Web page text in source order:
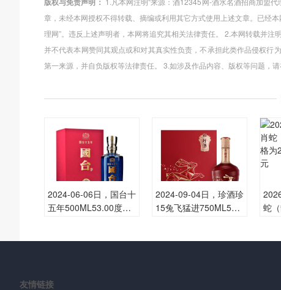
章，未经本网授权不得转载、摘编或利用其它方式使用上述文章。已经
理网”。违反上述声明者，本网将追究其相关法律责任。 2.本网转载并
并不代表本网赞同其观点或和对其真实性负责，不承担此类作品侵权
第一来源，并自负版权等法律责任。 3.如涉及作品内容、版权等问题，
2024-06-06日，国台十
五年500ML53.00度酒
2024-09-04日，珍酒珍
15兔飞猛进750ML53.0
蛇
友情链接